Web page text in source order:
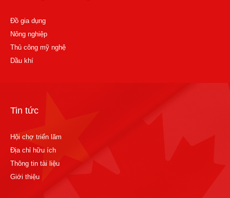
Đồ gia dụng
Nông nghiệp
Thủ công mỹ nghệ
Dầu khí
Tin tức
Hội chợ triển lãm
Địa chỉ hữu ích
Thông tin tài liệu
Giới thiệu